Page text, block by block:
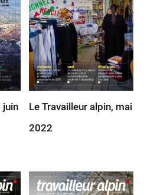
juin
Le Travailleur alpin, mai
2022